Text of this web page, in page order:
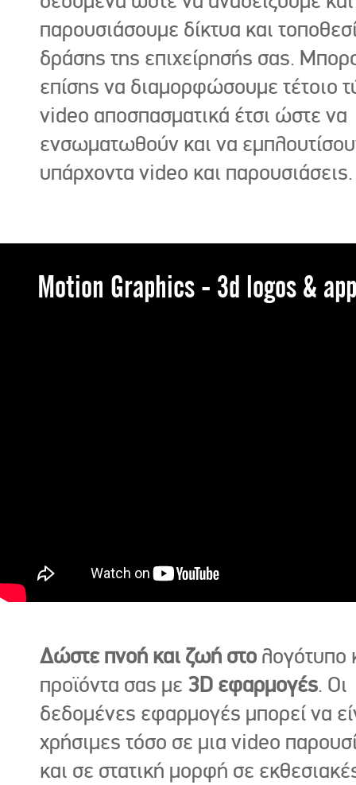
παρουσιάσουμε δίκτυα και
δράσης της επιχείρησής σας.
επίσης να διαμορφώσουμε τέτοιο
video αποσπασματικά έτσι ώστε να
ενσωματωθούν και να
υπάρχοντα video και παρουσιάσεις.
Motion Graphics - 3d logos &
Δώστε πνοή και ζωή στο λογότυπο
προϊόντα σας με 3D εφαρμογές. Οι
δεδομένες εφαρμογές μπορεί να
χρήσιμες τόσο σε μια video
και σε στατική μορφή σε